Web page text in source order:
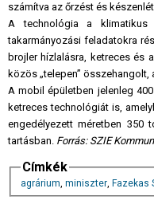
számítva az őrzést és
A technológia a klimatikus
takarmányozási feladatokra
brojler hízlalásra, ketreces és
közös „telepen”
A mobil épületben jelenleg
ketreces technológiát is,
engedélyezett méretben 350
tartásban. Forrás: SZIE
Címkék
agrárium, miniszter, Fazekas